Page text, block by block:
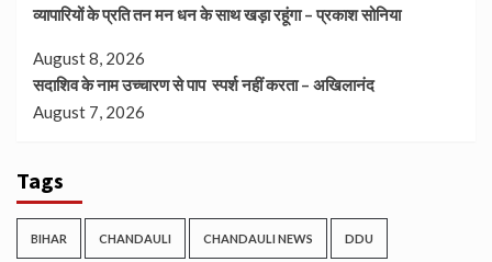
व्यापारियों के प्रति तन मन धन के साथ खड़ा रहूंगा – प्रकाश सोनिया
August 8, 2026
सदाशिव के नाम उच्चारण से पाप स्पर्श नहीं करता – अखिलानंद
August 7, 2026
Tags
BIHAR CHANDAULI CHANDAULI NEWS DDU